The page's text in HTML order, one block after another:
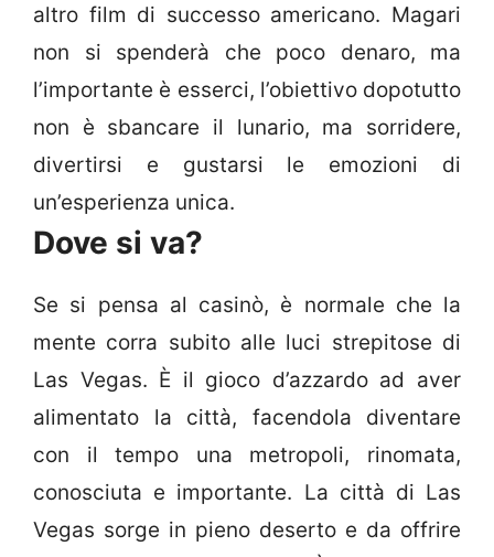
altro film di successo americano. Magari
non si spenderà che poco denaro, ma
l’importante è esserci, l’obiettivo dopotutto
non è sbancare il lunario, ma sorridere,
divertirsi e gustarsi le emozioni di
un’esperienza unica.
Dove si va?
Se si pensa al casinò, è normale che la
mente corra subito alle luci strepitose di
Las Vegas. È il gioco d’azzardo ad aver
alimentato la città, facendola diventare
con il tempo una metropoli, rinomata,
conosciuta e importante. La città di Las
Vegas sorge in pieno deserto e da offrire